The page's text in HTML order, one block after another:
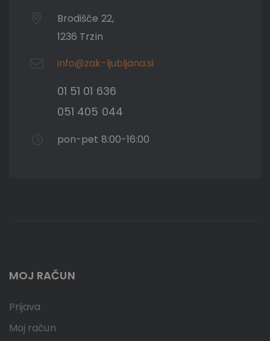
Brodišče 22,
1236 Trzin
info@zak-ljubljana.si
01 51 01 636
051 405 044
pon-pet 8:00-16:00
MOJ RAČUN
Prijava
Moj račun